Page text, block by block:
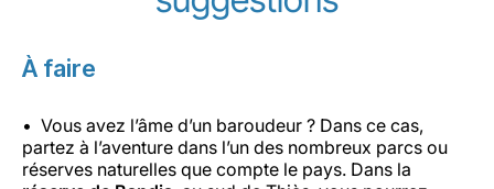
À faire
Vous avez l’âme d’un baroudeur ? Dans ce cas,
partez à l’aventure dans l’un des nombreux parcs ou
réserves naturelles que compte le pays. Dans la